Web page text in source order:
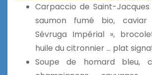
Carpaccio de Saint-
saumon fumé bio, caviar
Sévruga Impérial »,
huile du citronnier … plat
Soupe de homard bleu,